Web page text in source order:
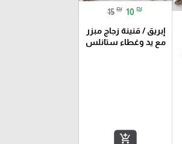
15 ₪ 10 ₪
إبريق / قنينة زجاج مبزر
مع يد وغطاء ستانلس
add_shopping_cart